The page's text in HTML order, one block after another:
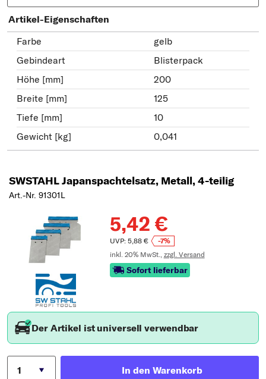
Artikel-Eigenschaften
Farbe
gelb
Gebindeart
Blisterpack
Höhe [mm]
200
Breite [mm]
125
Tiefe [mm]
10
Gewicht [kg]
0,041
SWSTAHL Japanspachtelsatz, Metall, 4-teilig
Art.-Nr. 91301L
5,42 €
UVP: 5,88 €
-7%
inkl. 20% MwSt., zzgl. Versand
Sofort lieferbar
Der Artikel ist universell verwendbar
In den Warenkorb